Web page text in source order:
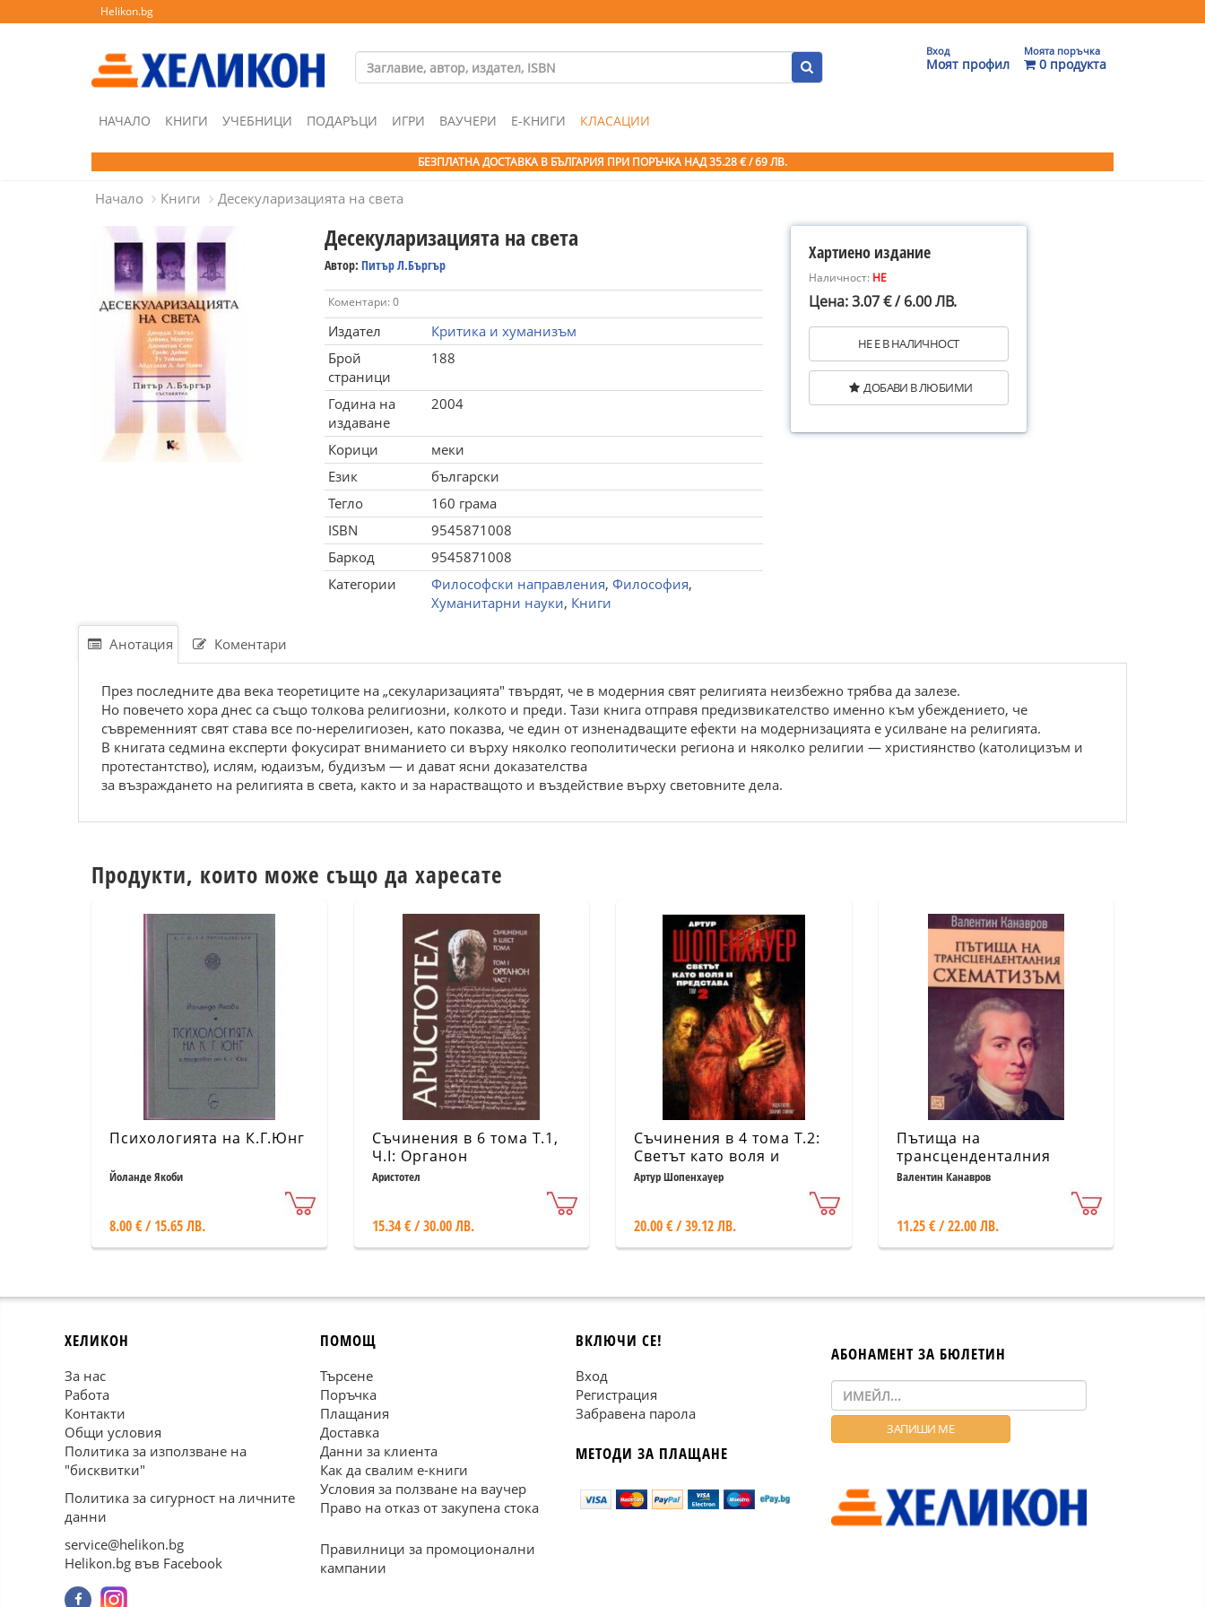
Helikon.bg
Вход
Моят профил
Моята поръчка
0 продукта
НАЧАЛО КНИГИ УЧЕБНИЦИ ПОДАРЪЦИ ИГРИ ВАУЧЕРИ Е-КНИГИ КЛАСАЦИИ
БЕЗПЛАТНА ДОСТАВКА В БЪЛГАРИЯ ПРИ ПОРЪЧКА НАД 35.28 € / 69 ЛВ.
Начало Книги Десекуларизацията на света
Десекуларизацията на света
Автор: Питър Л.Бъргър
Коментари: 0
Издател
Критика и хуманизъм
Брой
страници
188
Година на
издаване
2004
Корици
меки
Език
български
Тегло
160 грама
ISBN
9545871008
Баркод
9545871008
Категории
Философски направления, Философия,
Хуманитарни науки, Книги
Хартиено издание
Наличност: НЕ
Цена: 3.07 € / 6.00 ЛВ.
НЕ Е В НАЛИЧНОСТ
ДОБАВИ В ЛЮБИМИ
Анотация Коментари
През последните два века теоретиците на „секуларизацията" твърдят, че в модерния свят религията неизбежно трябва да залезе.
Но повечето хора днес са също толкова религиозни, колкото и преди. Тази книга отправя предизвикателство именно към убеждението, че
съвременният свят става все по-нерелигиозен, като показва, че един от изненадващите ефекти на модернизацията е усилване на религията.
В книгата седмина експерти фокусират вниманието си върху няколко геополитически региона и няколко религии — християнство (католицизъм и
протестантство), ислям, юдаизъм, будизъм — и дават ясни доказателства
за възраждането на религията в света, както и за нарастващото и въздействие върху световните дела.
Продукти, които може също да харесате
Психологията на К.Г.Юнг
Йоланде Якоби
8.00 € / 15.65 ЛВ.
Съчинения в 6 тома Т.1,
Ч.I: Органон
Аристотел
15.34 € / 30.00 ЛВ.
Съчинения в 4 тома Т.2:
Светът като воля и
представа
Артур Шопенхауер
20.00 € / 39.12 ЛВ.
Пътища на
трансценденталния
схематизъм
Валентин Канавров
11.25 € / 22.00 ЛВ.
ХЕЛИКОН
За нас
Работа
Контакти
Общи условия
Политика за използване на
"бисквитки"
Политика за сигурност на личните
данни
service@helikon.bg
Helikon.bg във Facebook
ПОМОЩ
Търсене
Поръчка
Плащания
Доставка
Данни за клиента
Как да свалим е-книги
Условия за ползване на ваучер
Право на отказ от закупена стока
Правилници за промоционални
кампании
ВКЛЮЧИ СЕ!
Вход
Регистрация
Забравена парола
МЕТОДИ ЗА ПЛАЩАНЕ
АБОНАМЕНТ ЗА БЮЛЕТИН